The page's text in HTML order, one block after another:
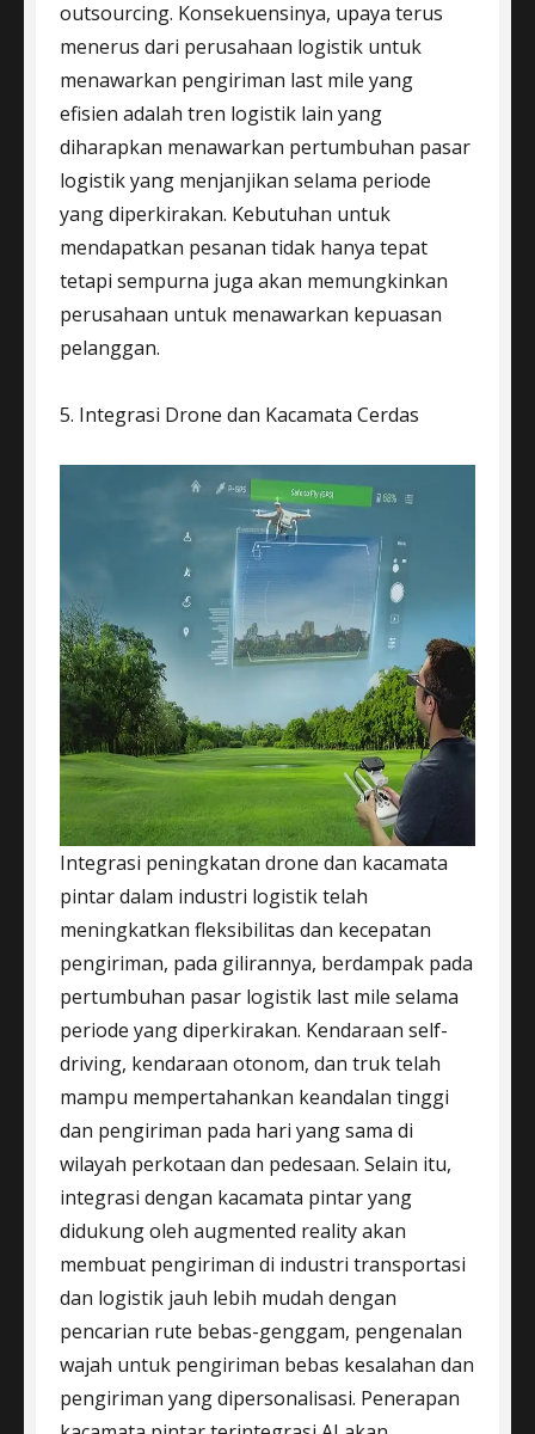
outsourcing. Konsekuensinya, upaya terus
menerus dari perusahaan logistik untuk
menawarkan pengiriman last mile yang
efisien adalah tren logistik lain yang
diharapkan menawarkan pertumbuhan pasar
logistik yang menjanjikan selama periode
yang diperkirakan. Kebutuhan untuk
mendapatkan pesanan tidak hanya tepat
tetapi sempurna juga akan memungkinkan
perusahaan untuk menawarkan kepuasan
pelanggan.
5. Integrasi Drone dan Kacamata Cerdas
Integrasi peningkatan drone dan kacamata
pintar dalam industri logistik telah
meningkatkan fleksibilitas dan kecepatan
pengiriman, pada gilirannya, berdampak pada
pertumbuhan pasar logistik last mile selama
periode yang diperkirakan. Kendaraan self-
driving, kendaraan otonom, dan truk telah
mampu mempertahankan keandalan tinggi
dan pengiriman pada hari yang sama di
wilayah perkotaan dan pedesaan. Selain itu,
integrasi dengan kacamata pintar yang
didukung oleh augmented reality akan
membuat pengiriman di industri transportasi
dan logistik jauh lebih mudah dengan
pencarian rute bebas-genggam, pengenalan
wajah untuk pengiriman bebas kesalahan dan
pengiriman yang dipersonalisasi. Penerapan